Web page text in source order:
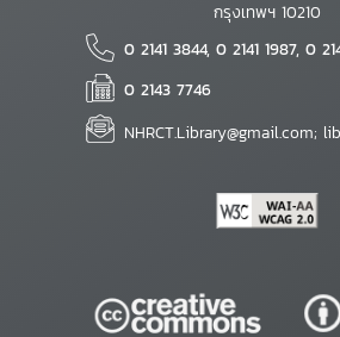
กรุงเทพฯ 10210
0 2141 3844, 0 2141 1987, 0
0 2143 7746
NHRCT.Library@gmail.com;